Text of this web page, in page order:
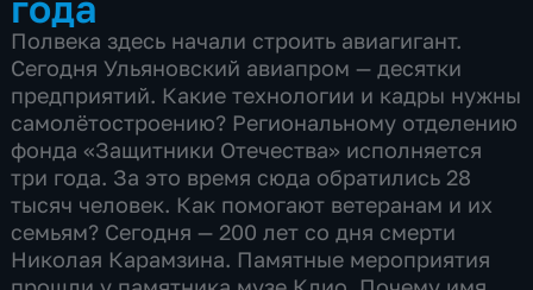
Полвека здесь начали строить авиагигант.
Сегодня Ульяновский авиапром — десятки
предприятий. Какие технологии и кадры нужны
самолётостроению? Региональному отделению
фонда «Защитники Отечества» исполняется
три года. За это время сюда обратились 28
тысяч человек. Как помогают ветеранам и их
семьям? Сегодня — 200 лет со дня смерти
Николая Карамзина. Памятные мероприятия